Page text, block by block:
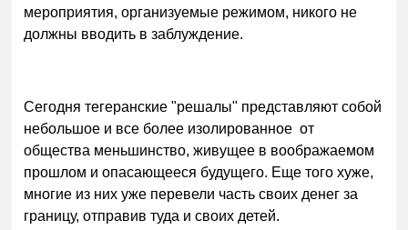
мероприятия, организуемые режимом, никого не
должны вводить в заблуждение.
Сегодня тегеранские "решалы" представляют собой
небольшое и все более изолированное от
общества меньшинство, живущее в воображаемом
прошлом и опасающееся будущего. Еще того хуже,
многие из них уже перевели часть своих денег за
границу, отправив туда и своих детей.